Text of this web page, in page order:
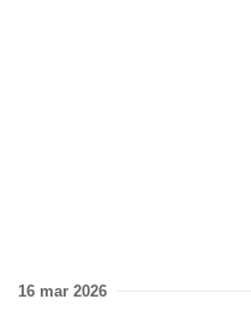
16 mar 2026